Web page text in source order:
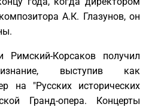
А.К. Глазунов, он
Корсаков получил
выступив как
на "Русских исторических
Гранд-опера. Концерты